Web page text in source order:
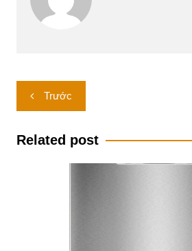
Điều
hướng
bài
Trước
Related post